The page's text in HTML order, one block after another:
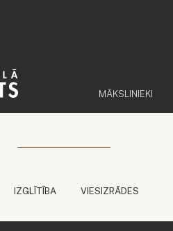
MĀKSLINIEKI
IZGLĪTĪBA VIESIZRĀDES